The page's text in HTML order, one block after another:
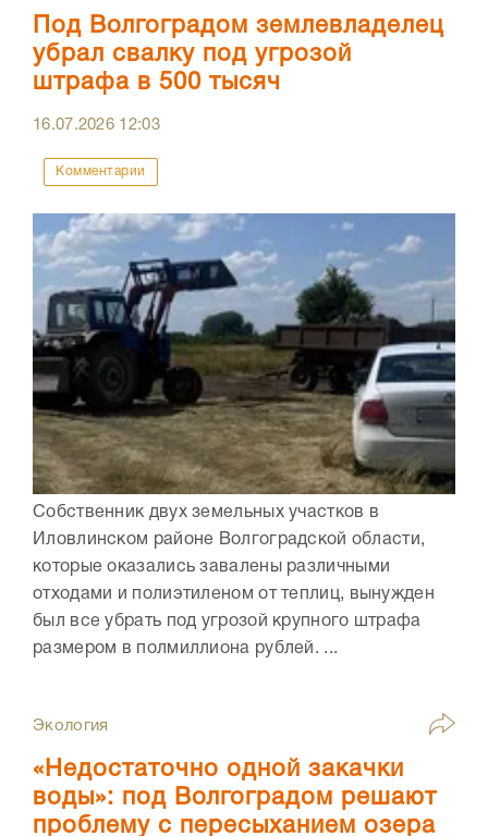
Под Волгоградом землевладелец
убрал свалку под угрозой
штрафа в 500 тысяч
16.07.2026 12:03
Комментарии
Собственник двух земельных участков в
Иловлинском районе Волгоградской области,
которые оказались завалены различными
отходами и полиэтиленом от теплиц, вынужден
был все убрать под угрозой крупного штрафа
размером в полмиллиона рублей. ...
Экология
«Недостаточно одной закачки
воды»: под Волгоградом решают
проблему с пересыханием озера